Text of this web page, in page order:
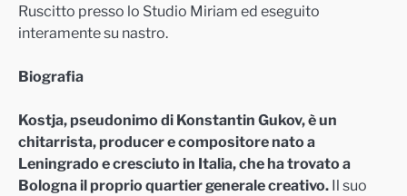
Ruscitto presso lo Studio Miriam ed eseguito
interamente su nastro.
Biografia
Kostja, pseudonimo di Konstantin Gukov, è un
chitarrista, producer e compositore nato a
Leningrado e cresciuto in Italia, che ha trovato a
Bologna il proprio quartier generale creativo. Il suo